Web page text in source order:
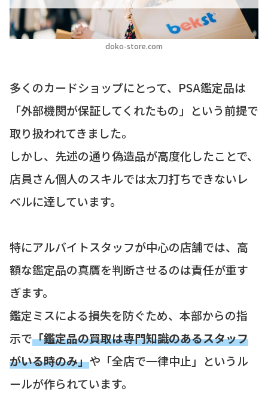
doko-store.com
多くのカードショップにとって、PSA鑑定品は
「外部機関が保証してくれたもの」という前提で
取り扱われてきました。
しかし、先述の通り偽造品が高度化したことで、
店員さん個人のスキルでは太刀打ちできないレ
ベルに達しています。
特にアルバイトスタッフが中心の店舗では、高
額な鑑定品の真贋を判断させるのは責任が重す
ぎます。
鑑定ミスによる損失を防ぐため、本部からの指
示で「鑑定品の買取は専門知識のあるスタッフ
がいる時のみ」や「全店で一律中止」というル
ールが作られています。